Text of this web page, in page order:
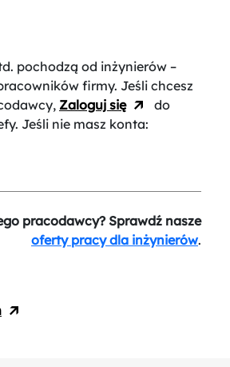
pochodzą od inżynierów –
firmy. Jeśli chcesz
Zaloguj się
do
Jeśli nie masz konta:
pracodawcy? Sprawdź nasze
oferty pracy dla inżynierów.